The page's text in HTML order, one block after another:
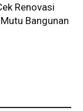
Renovasi
Bangunan